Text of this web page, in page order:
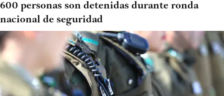
600 personas son detenidas durante ronda
nacional de seguridad